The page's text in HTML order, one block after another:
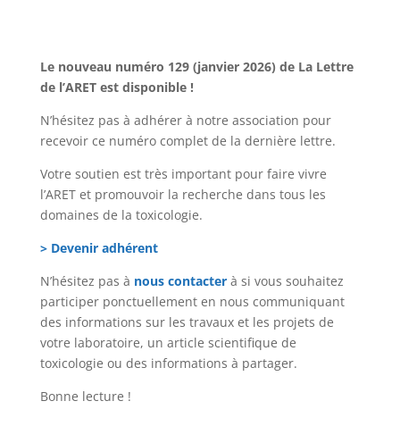
Le nouveau numéro 129 (janvier 2026) de La Lettre
de l’ARET est disponible !
N’hésitez pas à adhérer à notre association pour
recevoir ce numéro complet de la dernière lettre.
Votre soutien est très important pour faire vivre
l’ARET et promouvoir la recherche dans tous les
domaines de la toxicologie.
> Devenir adhérent
N’hésitez pas à nous contacterà si vous souhaitez
participer ponctuellement en nous communiquant
des informations sur les travaux et les projets de
votre laboratoire, un article scientifique de
toxicologie ou des informations à partager.
Bonne lecture !